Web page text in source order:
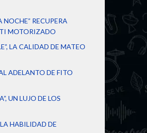
NOCHE” RECUPERA
MOTORIZADO
LA CALIDAD DE MATEO
ADELANTO DE FITO
UN LUJO DE LOS
HABILIDAD DE